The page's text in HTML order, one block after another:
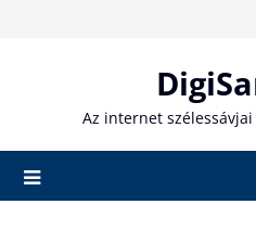
Az internet